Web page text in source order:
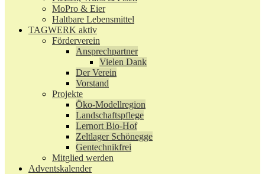
MoPro & Eier
Haltbare Lebensmittel
TAGWERK aktiv
Förderverein
Ansprechpartner
Vielen Dank
Der Verein
Vorstand
Projekte
Öko-Modellregion
Landschaftspflege
Lernort Bio-Hof
Zeltlager Schönegge
Gentechnikfrei
Mitglied werden
Adventskalender